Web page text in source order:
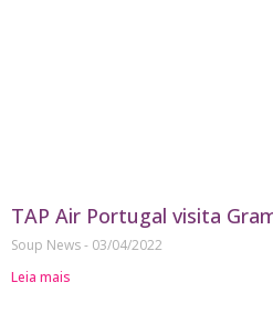
TAP Air Portugal visita
Soup News
03/04/2022
Leia mais